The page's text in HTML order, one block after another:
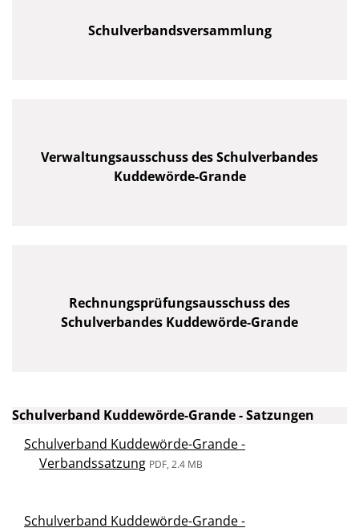
Schulverbandsversammlung
Verwaltungsausschuss des Schulverbandes
Kuddewörde-Grande
Rechnungsprüfungsausschuss des
Schulverbandes Kuddewörde-Grande
Schulverband Kuddewörde-Grande - Satzungen
Schulverband Kuddewörde-Grande -
Verbandssatzung PDF, 2.4 MB
Schulverband Kuddewörde-Grande -